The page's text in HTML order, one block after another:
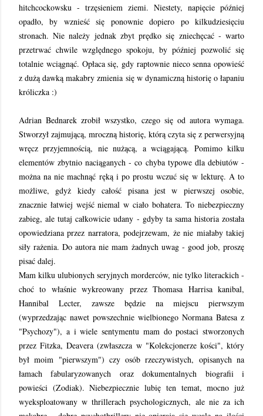
hitchcockowsku - trzęsieniem ziemi. Niestety, napięcie później
opadło, by wznieść się ponownie dopiero po kilkudziesięciu
stronach. Nie należy jednak zbyt prędko się zniechęcać - warto
przetrwać chwile względnego spokoju, by później pozwolić się
totalnie wciągnąć. Opłaca się, gdy raptownie nieco senna opowieść
z dużą dawką makabry zmienia się w dynamiczną historię o łapaniu
króliczka :)
Adrian Bednarek zrobił wszystko, czego się od autora wymaga.
Stworzył zajmującą, mroczną historię, którą czyta się z perwersyjną
wręcz przyjemnością, nie nużącą, a wciągającą. Pomimo kilku
elementów zbytnio naciąganych - co chyba typowe dla debiutów -
można na nie machnąć ręką i po prostu wczuć się w lekturę. A to
możliwe, gdyż kiedy całość pisana jest w pierwszej osobie,
znacznie łatwiej wejść niemal w ciało bohatera. To niebezpieczny
zabieg, ale tutaj całkowicie udany - gdyby ta sama historia została
opowiedziana przez narratora, podejrzewam, że nie miałaby takiej
siły rażenia. Do autora nie mam żadnych uwag - good job, proszę
pisać dalej.
Mam kilku ulubionych seryjnych morderców, nie tylko literackich -
choć to właśnie wykreowany przez Thomasa Harrisa kanibal,
Hannibal Lecter, zawsze będzie na miejscu pierwszym
(wyprzedzając nawet powszechnie wielbionego Normana Batesa z
"Psychozy"), a i wiele sentymentu mam do postaci stworzonych
przez Fitzka, Deavera (zwłaszcza w "Kolekcjonerze kości", który
był moim "pierwszym") czy osób rzeczywistych, opisanych na
łamach fabularyzowanych oraz dokumentalnych biografii i
powieści (Zodiak). Niebezpiecznie lubię ten temat, mocno już
wyeksploatowany w thrillerach psychologicznych, ale nie za ich